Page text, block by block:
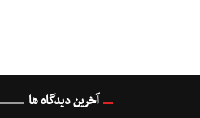
آخرین دیدگاه ها